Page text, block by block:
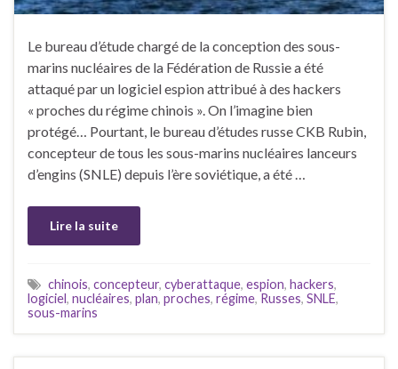
Le bureau d’étude chargé de la conception des sous-
marins nucléaires de la Fédération de Russie a été
attaqué par un logiciel espion attribué à des hackers
« proches du régime chinois ». On l’imagine bien
protégé… Pourtant, le bureau d’études russe CKB Rubin,
concepteur de tous les sous-marins nucléaires lanceurs
d’engins (SNLE) depuis l’ère soviétique, a été …
Lire la suite
chinois, concepteur, cyberattaque, espion, hackers,
logiciel, nucléaires, plan, proches, régime, Russes, SNLE,
sous-marins